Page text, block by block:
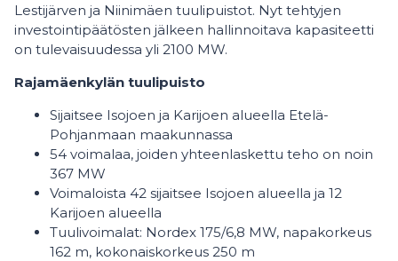
Lestijärven ja Niinimäen tuulipuistot. Nyt tehtyjen
investointipäätösten jälkeen hallinnoitava kapasiteetti
on tulevaisuudessa yli 2100 MW.
Rajamäenkylän tuulipuisto
Sijaitsee Isojoen ja Karijoen alueella Etelä-
Pohjanmaan maakunnassa
54 voimalaa, joiden yhteenlaskettu teho on noin
367 MW
Voimaloista 42 sijaitsee Isojoen alueella ja 12
Karijoen alueella
Tuulivoimalat: Nordex 175/6,8 MW, napakorkeus
162 m, kokonaiskorkeus 250 m